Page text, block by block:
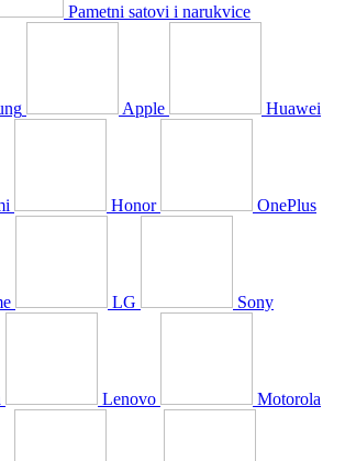
Pametni satovi i narukvice
Apple Huawei
Honor OnePlus
LG Sony
Lenovo Motorola